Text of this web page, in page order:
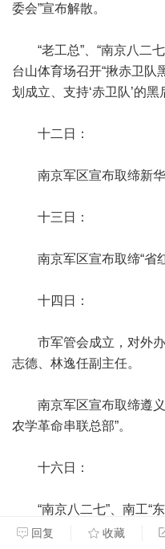
委会”宣布解散。
“老工总”、“南京八二七
台山体育场召开“揪赤卫队
划成立、支持‘赤卫队’的黑
十二日：
南京军区宣布取缔新华
十三日：
南京军区宣布取缔“省红
十四日：
市军管会成立，对外办
志德、林逸任副主任。
南京军区宣布取缔遵义
农学革命串联总部”。
十六日：
“南京八二七”、南工“东
邓资产阶级反动路线大会”
回复 收藏